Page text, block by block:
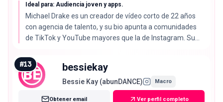
Ideal para: Audiencia joven y apps.
Michael Drake es un creador de vídeo corto de 22 años
con agencia de talento, y su bio apunta a comunidades
de TikTok y YouTube mayores que la de Instagram. Su
mediana del 2.72%.
BE
#13 bessiekay
Bessie Kay (abunDANCE) Macro
Obtener email Ver perfil completo